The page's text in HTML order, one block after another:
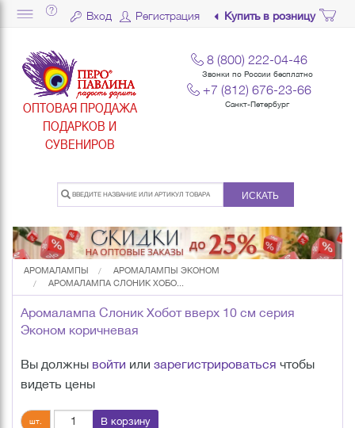
Вход Регистрация Купить в розницу
ОПТОВАЯ ПРОДАЖА
ПОДАРКОВ И
СУВЕНИРОВ
8 (800) 222-04-46
Звонки по России бесплатно
+7 (812) 676-23-66
Санкт-Петербург
ИСКАТЬ
АРОМАЛАМПЫ
АРОМАЛАМПЫ ЭКОНОМ
АРОМАЛАМПА СЛОНИК ХОБО...
Аромалампа Слоник Хобот вверх 10 см серия
Эконом коричневая
Вы должны войти или зарегистрироваться чтобы
видеть цены
шт. В корзину